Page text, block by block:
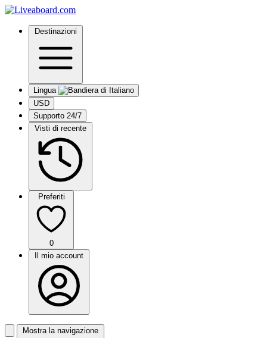
Destinazioni
Lingua
USD
Supporto 24/7
Visti di recente
Preferiti
0
Il mio account
Mostra la navigazione